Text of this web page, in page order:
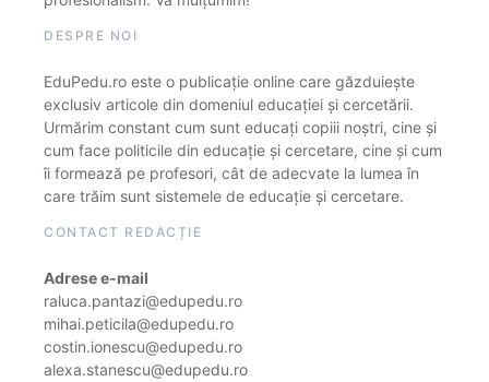
DESPRE NOI
EduPedu.ro este o publicație online care găzduiește
exclusiv articole din domeniul educației și cercetării.
Urmărim constant cum sunt educați copiii noștri, cine și
cum face politicile din educație și cercetare, cine și cum
îi formează pe profesori, cât de adecvate la lumea în
care trăim sunt sistemele de educație și cercetare.
CONTACT REDACȚIE
Adrese e-mail
raluca.pantazi@edupedu.ro
mihai.peticila@edupedu.ro
costin.ionescu@edupedu.ro
alexa.stanescu@edupedu.ro